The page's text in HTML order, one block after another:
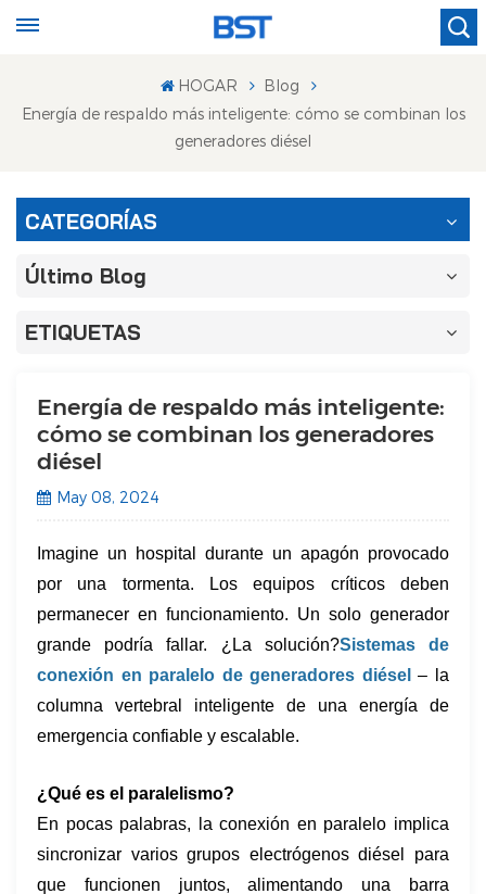
HOGAR
Blog
Energía de respaldo más inteligente: cómo se combinan los
generadores diésel
CATEGORÍAS
Último Blog
ETIQUETAS
Energía de respaldo más inteligente:
cómo se combinan los generadores
diésel
May 08, 2024
Imagine un hospital durante un apagón provocado
por una tormenta. Los equipos críticos deben
permanecer en funcionamiento. Un solo generador
grande podría fallar. ¿La solución?Sistemas de
conexión en paralelo de generadores diésel ​ – la
columna vertebral inteligente de una energía de
emergencia confiable y escalable.
¿Qué es el paralelismo?
En pocas palabras, la conexión en paralelo implica
sincronizar varios grupos electrógenos diésel para
que funcionen juntos, alimentando una barra